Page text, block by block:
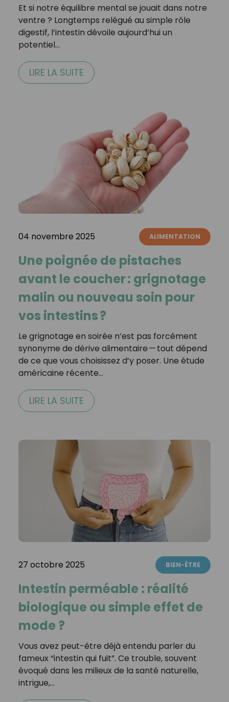
Et si notre équilibre mental se jouait dans notre
ventre ? Longtemps relégué au simple rôle
digestif, l’intestin dévoile aujourd’hui un
potentiel…
LIRE LA SUITE
04 novembre 2025 ALIMENTATION
Une poignée de pistaches
avant le coucher : grignotage
malin ou nouveau soin pour
vos intestins ?
Le grignotage en soirée n’est pas forcément
synonyme de dérive alimentaire — tout dépend
de ce que vous choisissez d’y poser. Une étude
américaine récente…
LIRE LA SUITE
27 octobre 2025 BIEN-ÊTRE
Intestin perméable : réalité
biologique ou simple effet de
mode ?
Vous avez peut-être déjà entendu parler du
fameux “intestin qui fuit”. Ce trouble, souvent
évoqué dans les milieux de la santé naturelle,
intrigue,…